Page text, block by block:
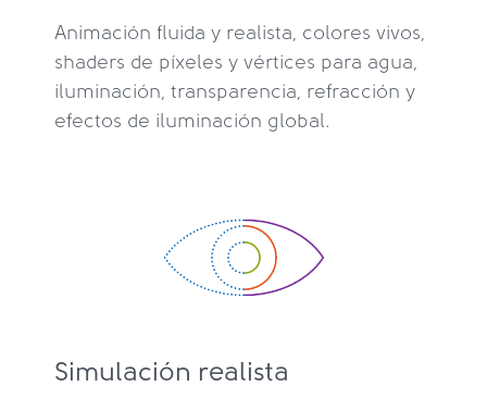
Animación fluida y realista, colores vivos,
shaders de píxeles y vértices para agua,
iluminación, transparencia, refracción y
efectos de iluminación global.
Simulación realista